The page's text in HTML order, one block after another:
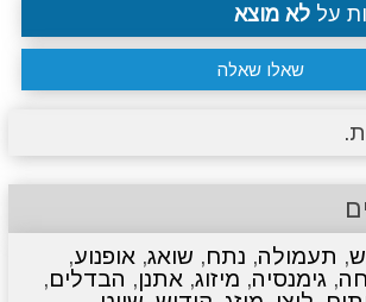
על לא מוצא
שאלו שאלה
, תעמולה, נתח, שואג, אופנוע,
, גימנסיה, מיזוג, אתנן, הבדלים,